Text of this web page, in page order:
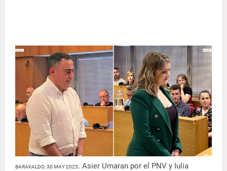
BARAKALDO, 30 MAY 2025. Asier Umaran por el PNV y Iulia